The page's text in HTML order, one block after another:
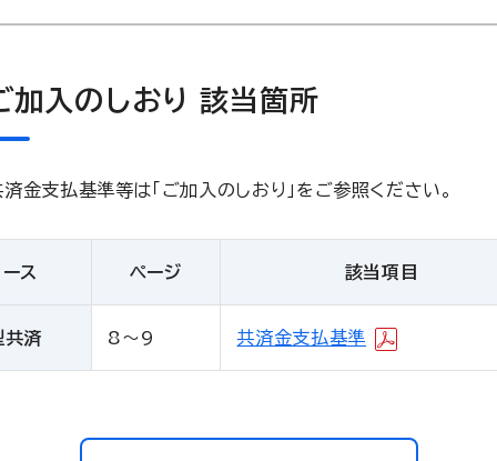
加入のしおり 該当箇所
済金支払基準等は「ご加入のしおり」をご参照ください。
ス ページ 該当項目
共済 8～9 共済金支払基準